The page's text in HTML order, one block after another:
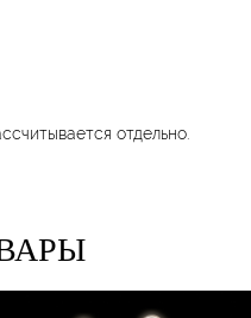
отдельно.